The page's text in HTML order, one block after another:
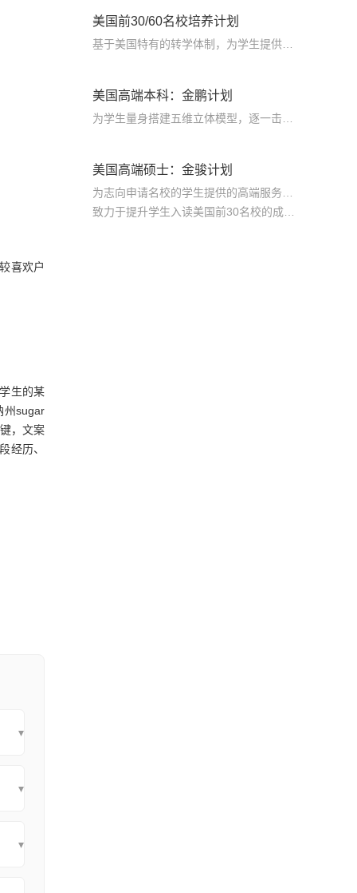
喜欢户
生的某
州sugar
，文案
经历、
▾
▾
▾
美国前30/60名校培养计划
美国高端本科：金鹏计划
美国高端硕士：金骏计划